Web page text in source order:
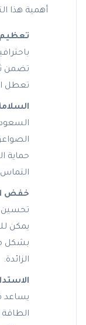
أهمية هذا
تعظيم
تضمن
تعطل
حماية
التماس
خفض
يمكن
بشكل
الزائدة.
يساعد
الطاقة